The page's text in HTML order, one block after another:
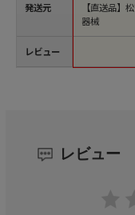
発送元
レビュー
【直送品】
器械
レビュー